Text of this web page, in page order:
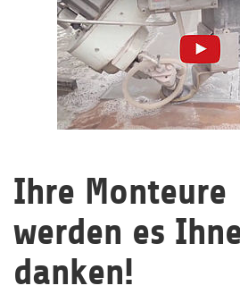
Ihre Monteure
werden es
danken!